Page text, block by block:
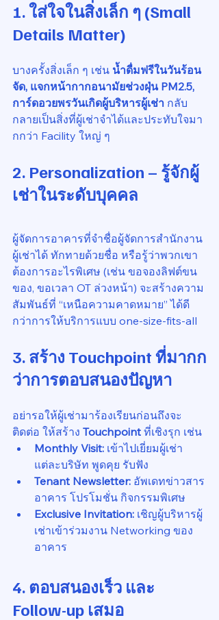
1. ใส่ใจในสิ่งเล็ก ๆ (Small
Details Matter)
บางครั้งสิ่งเล็ก ๆ เช่น น้ำดื่มฟรีในวันร้อน
จัด, แจกหน้ากากอนามัยช่วงฝุ่น PM2.5,
การ์ดอวยพรวันเกิดผู้บริหารผู้เช่า กลับ
กลายเป็นสิ่งที่ผู้เช่าจำได้และประทับใจมา
กกว่า Facility ใหญ่ ๆ
2. Personalization – รู้จักผู้
เช่าในระดับบุคคล
ผู้จัดการอาคารที่จำชื่อผู้จัดการสำนักงาน
ผู้เช่าได้ ทักทายด้วยชื่อ หรือรู้ว่าพวกเขา
ต้องการอะไรพิเศษ (เช่น ขอจองลิฟต์ขน
ของ, ขอเวลา OT ล่วงหน้า) จะสร้างความ
สัมพันธ์ที่ “เหนือความคาดหมาย” ได้ดี
กว่าการให้บริการแบบ one-size-fits-all
3. สร้าง Touchpoint ที่มากก
ว่าการตอบสนองปัญหา
อย่ารอให้ผู้เช่ามาร้องเรียนก่อนถึงจะ
ติดต่อ ให้สร้าง Touchpoint ที่เชิงรุก เช่น
Monthly Visit: เข้าไปเยี่ยมผู้เช่า
แต่ละบริษัท พูดคุย รับฟัง
Tenant Newsletter: อัพเดทข่าวสาร
อาคาร โปรโมชั่น กิจกรรมพิเศษ
Exclusive Invitation: เชิญผู้บริหารผู้
เช่าเข้าร่วมงาน Networking ของ
อาคาร
4. ตอบสนองเร็ว และ
Follow-up เสมอ